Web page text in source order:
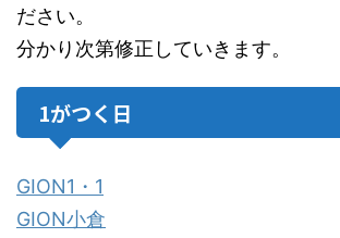
ださい。
分かり次第修正していきます。
1がつく日
GION1・1
GION小倉